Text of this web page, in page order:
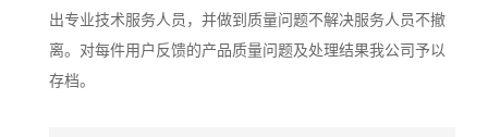
出专业技术服务人员，并做到质量问题不解决服务人员不撤
离。对每件用户反馈的产品质量问题及处理结果我公司予以
存档。